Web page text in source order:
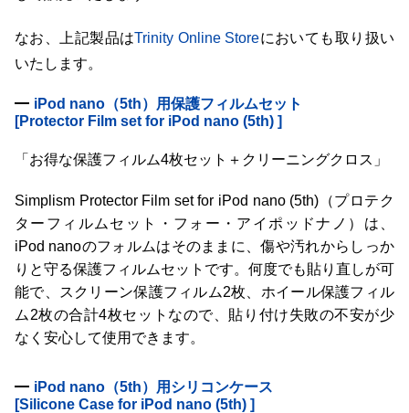
なお、上記製品はTrinity Online Storeにおいても取り扱い
いたします。
iPod nano（5th）用保護フィルムセット
[Protector Film set for iPod nano (5th) ]
「お得な保護フィルム4枚セット＋クリーニングクロス」
Simplism Protector Film set for iPod nano (5th)（プロテク
ターフィルムセット・フォー・アイポッドナノ）は、
iPod nanoのフォルムはそのままに、傷や汚れからしっか
りと守る保護フィルムセットです。何度でも貼り直しが可
能で、スクリーン保護フィルム2枚、ホイール保護フィル
ム2枚の合計4枚セットなので、貼り付け失敗の不安が少
なく安心して使用できます。
iPod nano（5th）用シリコンケース
[Silicone Case for iPod nano (5th) ]